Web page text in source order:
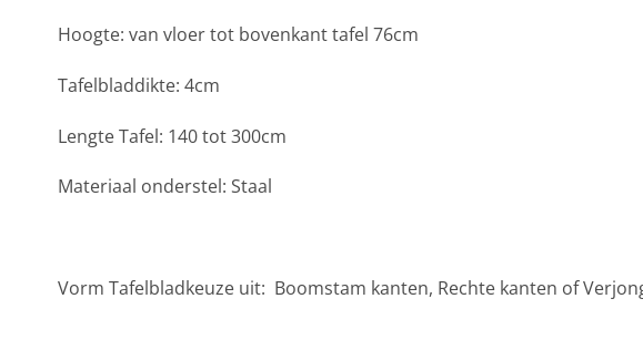
Hoogte: van vloer tot bovenkant tafel 76cm
Tafelbladdikte: 4cm
Lengte Tafel: 140 tot 300cm
Materiaal onderstel: Staal
Vorm Tafelbladkeuze uit: Boomstam kanten, Rechte kanten of